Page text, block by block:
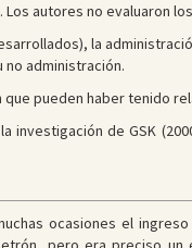
Los autores no evaluaron
la
administración.
pueden haber tenido
de GSK
ocasiones el